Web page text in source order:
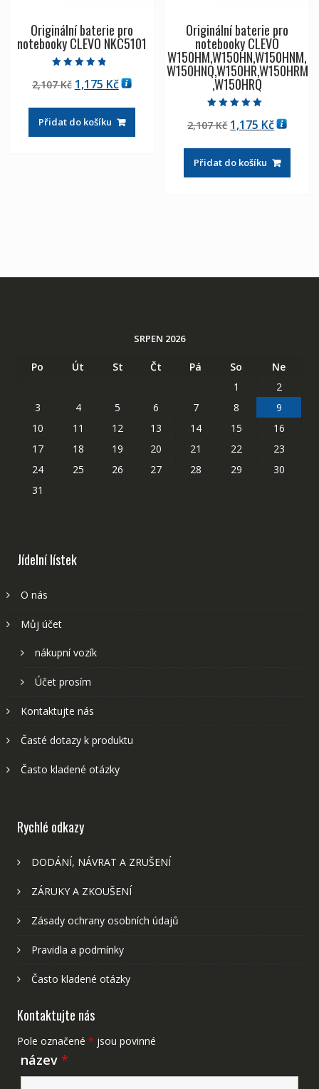
Originální baterie pro
notebooky CLEVO NKC5101
4.50
z 5
2,107Kč Původní
byla:
2,107 Kč
1,175 KčAktuální
je:
1,175 Kč
Přidat do košíku
Originální baterie pro
notebooky CLEVO
W150HM,W150HN,W150HNM,
W150HNQ,W150HR,W150HRM
,W150HRQ
5.00
z 5
2,107Kč Původní
byla:
2,107 Kč
1,175 Kč
je:
1,175 Kč
Přidat do košíku
SRPEN 2026
Po Út St Čt Pá So
Ne
1
2
3
4 5 6 7 8
9
10
11 12 13 14 15
16
17
18 19 20 21 22
23
24
25 26 27 28 29
30
31
Jídelní lístek
O nás
Můj účet
nákupní vozík
Účet prosím
Kontaktujte nás
Časté dotazy k produktu
Často kladené otázky
Rychlé odkazy
DODÁNÍ, NÁVRAT A ZRUŠENÍ
ZÁRUKY A ZKOUŠENÍ
Zásady ochrany osobních údajů
Pravidla a podmínky
Často kladené otázky
Kontaktujte nás
Pole označené * jsou povinné
název *